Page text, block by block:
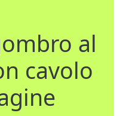
al
cavolo